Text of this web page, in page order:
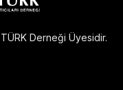
Derneği Üyesidir.